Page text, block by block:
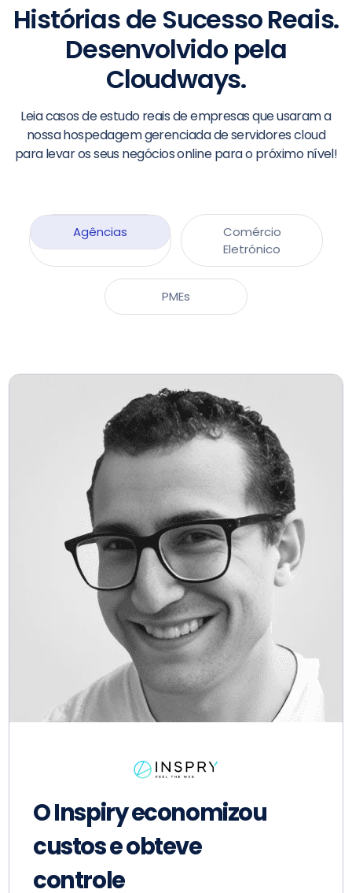
Histórias de Sucesso Reais.
Desenvolvido pela
Cloudways.
Leia casos de estudo reais de empresas que usaram a
nossa hospedagem gerenciada de servidores cloud
para levar os seus negócios online para o próximo nível!
Agências
Comércio
Eletrónico
PMEs
MS alimenta LMS com
Cloudways